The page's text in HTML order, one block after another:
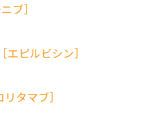
ブ］
ピルビシン］
タマブ］